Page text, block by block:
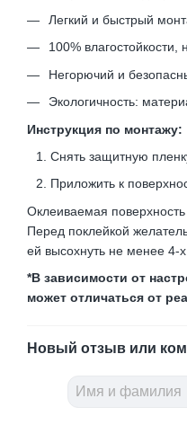
Легкий и быстрый
100%
Негорючий и
Экологичность:
Инструкция по монтажу:
Снять защитную
Приложить к
Оклеиваемая
Перед поклейкой
ей высохнуть не менее 4-х
*В зависимости от
может отличаться от
Новый отзыв или